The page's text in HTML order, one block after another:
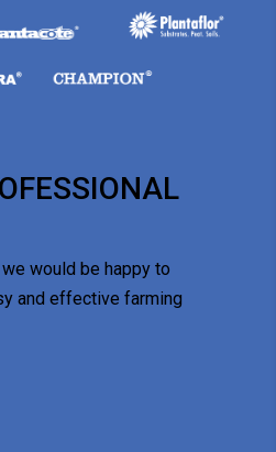
would be happy to
and effective farming